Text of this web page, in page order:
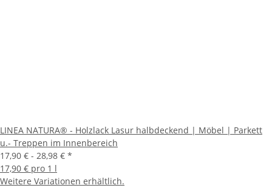
LINEA NATURA® - Holzlack Lasur halbdeckend | Möbel | Parkett
u.- Treppen im Innenbereich
17,90 € - 28,98 € *
17,90 € pro 1 l
Weitere Variationen erhältlich.